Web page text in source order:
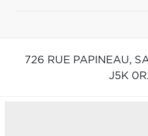
726 RUE PAPINEAU,
J5K